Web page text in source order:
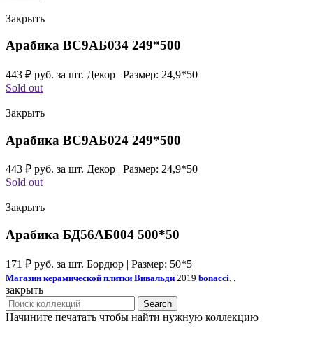
Закрыть
Арабика ВС9АБ034 249*500
443 ₽ руб. за шт. Декор | Размер: 24,9*50
Sold out
Закрыть
Арабика ВС9АБ024 249*500
443 ₽ руб. за шт. Декор | Размер: 24,9*50
Sold out
Закрыть
Арабика БД56АБ004 500*50
171 ₽ руб. за шт. Бордюр | Размер: 50*5
Магазин керамической плитки Вивальди 2019 bonacci
закрыть
Search
Начините печатать чтобы найти нужную коллекцию